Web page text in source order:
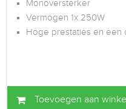
Monoversterker
Vermogen 1x 250W
Hoge prestaties en een
Toevoegen aan